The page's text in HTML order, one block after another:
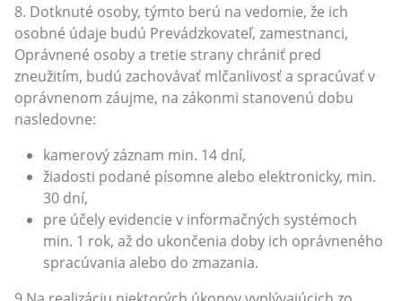
8. Dotknuté osoby, týmto berú na vedomie, že ich
osobné údaje budú Prevádzkovateľ, zamestnanci,
Oprávnené osoby a tretie strany chrániť pred
zneužitím, budú zachovávať mlčanlivosť a spracúvať v
oprávnenom záujme, na zákonmi stanovenú dobu
nasledovne:
kamerový záznam min. 14 dní,
žiadosti podané písomne alebo elektronicky, min.
30 dní,
pre účely evidencie v informačných systémoch
min. 1 rok, až do ukončenia doby ich oprávneného
spracúvania alebo do zmazania.